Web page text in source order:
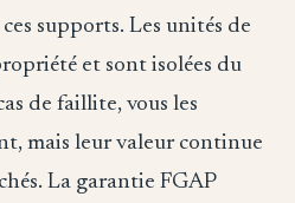
supports. Les unités de
et sont isolées du
de faillite, vous les
mais leur valeur continue
La garantie FGAP